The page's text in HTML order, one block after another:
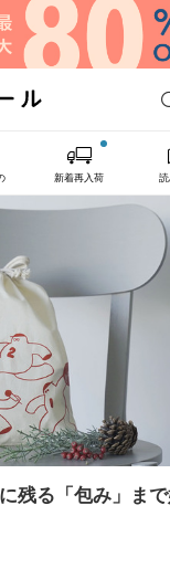
新着再入荷
残る「包み」ま